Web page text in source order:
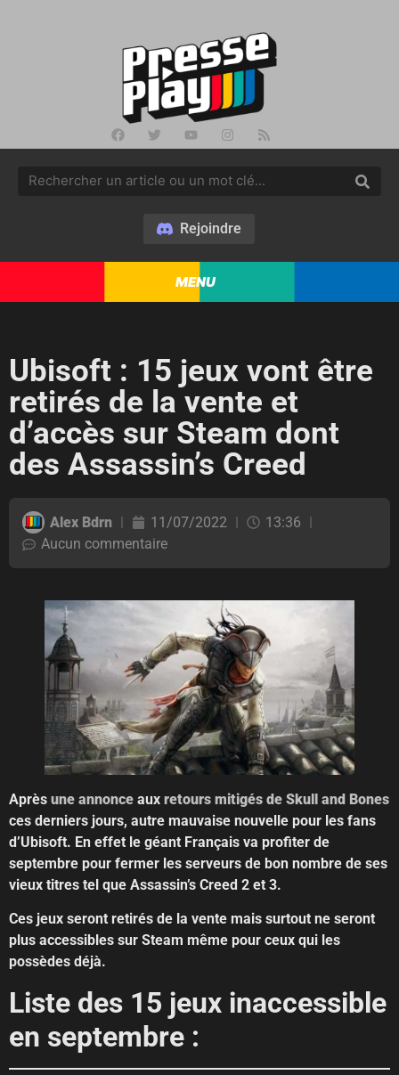
Rejoindre
MENU
Ubisoft : 15 jeux vont être
retirés de la vente et
d’accès sur Steam dont
des Assassin’s Creed
Alex Bdrn 11/07/2022
13:36
Aucun commentaire
Après une annonce aux retours mitigés de Skull and Bones
ces derniers jours, autre mauvaise nouvelle pour les fans
d’Ubisoft. En effet le géant Français va profiter de
septembre pour fermer les serveurs de bon nombre de ses
vieux titres tel que Assassin’s Creed 2 et 3.
Ces jeux seront retirés de la vente mais surtout ne seront
plus accessibles sur Steam même pour ceux qui les
possèdes déjà.
Liste des 15 jeux inaccessible
en septembre :